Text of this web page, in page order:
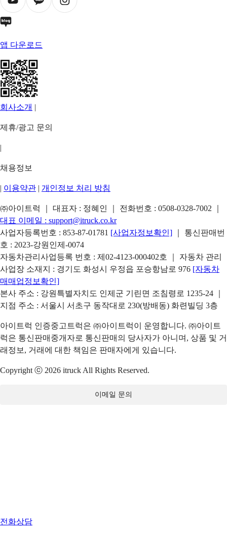
앱 다운로드
회사소개 |
제휴/광고 문의
|
채용정보
| 이용약관 | 개인정보 처리 방침
㈜아이트럭 ｜ 대표자 : 정혜인 ｜ 전화번호 : 0508-0328-7002
대표 이메일 : support@itruck.co.kr
사업자등록번호 : 853-87-01781 [사업자정보확인]
｜ 통신판매번
호 : 2023-강원인제-0074
자동차관리사업등록 번호 : 제02-4123-000402호 ｜ 자동차 관리
사업장 소재지 : 경기도 화성시 우정읍 포승항남로 976 [자동차
매매업정보확인]
본사 주소 : 강원특별자치도 인제군 기린면 조침령로 1235-24 ｜
지점 주소 : 서울시 서초구 동작대로 230(방배동) 화련빌딩 3층
아이트럭 인증중고트럭은 ㈜아이트럭이 운영합니다. ㈜아이트
럭은 통신판매중개자로 통신판매의 당사자가 아니며, 상품 및 거
래정보, 거래에 대한 책임은 판매자에게 있습니다.
Copyright ⓒ 2026 itruck All Rights Reserved.
이메일 문의
전화상담